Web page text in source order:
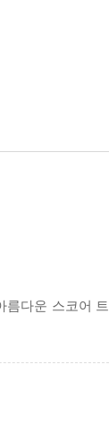
름다운 스코어 트